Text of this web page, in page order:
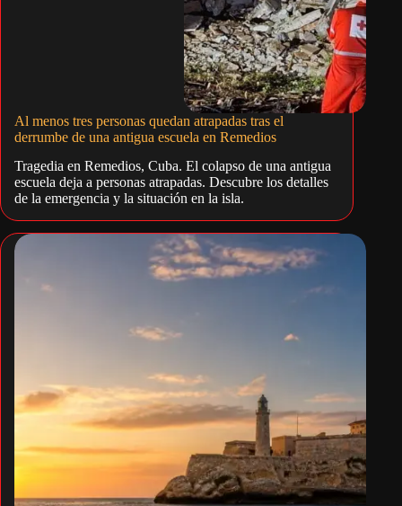
Al menos tres personas quedan atrapadas tras el
derrumbe de una antigua escuela en Remedios
Tragedia en Remedios, Cuba. El colapso de una antigua
escuela deja a personas atrapadas. Descubre los detalles
de la emergencia y la situación en la isla.